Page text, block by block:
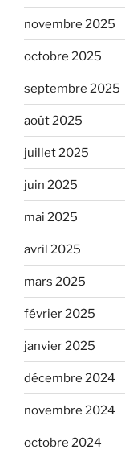
novembre 2025
octobre 2025
septembre 2025
août 2025
juillet 2025
juin 2025
mai 2025
avril 2025
mars 2025
février 2025
janvier 2025
décembre 2024
novembre 2024
octobre 2024